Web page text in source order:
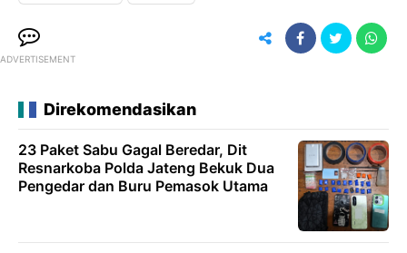
ADVERTISEMENT
Direkomendasikan
23 Paket Sabu Gagal Beredar, Dit
Resnarkoba Polda Jateng Bekuk Dua
Pengedar dan Buru Pemasok Utama